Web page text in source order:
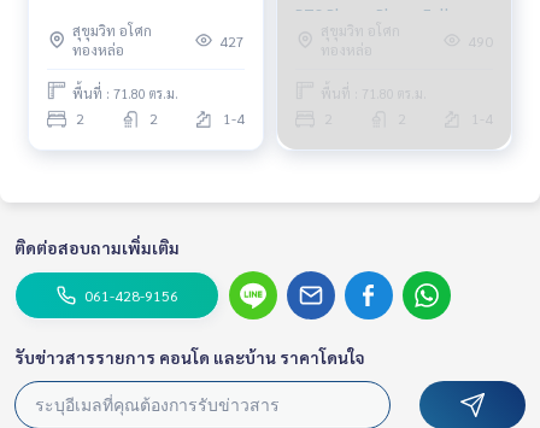
furnished Ready to move in
สุขุมวิท อโศก
ทองหล่อ
427
พื้นที่ : 71.80 ตร.ม.
2 2 1-4
BTS Phrom Phong Fully
furnished Ready to move in
สุขุมวิท อโศก
ทองหล่อ
490
พื้นที่ : 71.80 ตร.ม.
1-4
ติดต่อสอบถามเพิ่มเติม
061-428-9156
รับข่าวสารรายการ คอนโด และบ้าน ราคาโดนใจ